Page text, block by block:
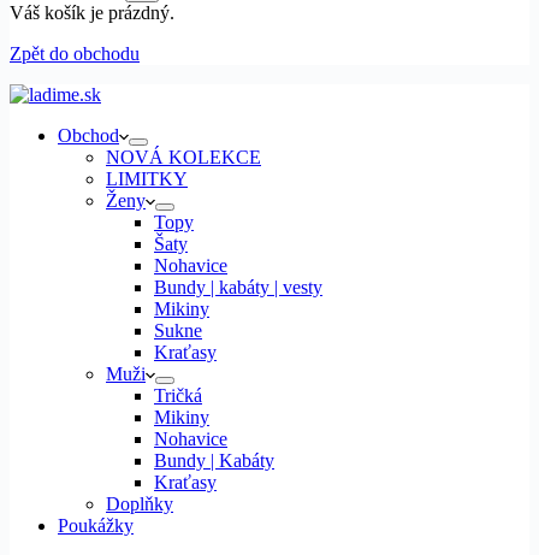
Váš košík je prázdný.
Zpět do obchodu
Obchod
NOVÁ KOLEKCE
LIMITKY
Ženy
Topy
Šaty
Nohavice
Bundy | kabáty | vesty
Mikiny
Sukne
Kraťasy
Muži
Tričká
Mikiny
Nohavice
Bundy | Kabáty
Kraťasy
Doplňky
Poukážky